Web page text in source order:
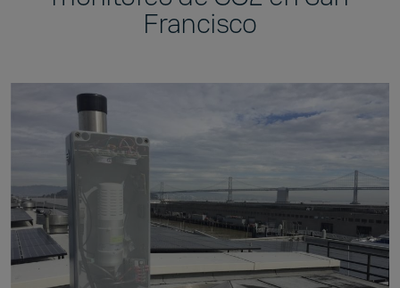
Francisco